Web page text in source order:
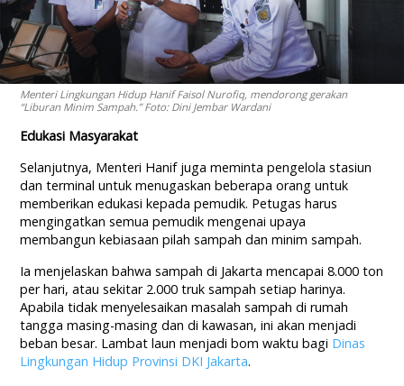
Menteri Lingkungan Hidup Hanif Faisol Nurofiq, mendorong gerakan
“Liburan Minim Sampah.” Foto: Dini Jembar Wardani
Edukasi Masyarakat
Selanjutnya, Menteri Hanif juga meminta pengelola stasiun
dan terminal untuk menugaskan beberapa orang untuk
memberikan edukasi kepada pemudik. Petugas harus
mengingatkan semua pemudik mengenai upaya
membangun kebiasaan pilah sampah dan minim sampah.
Ia menjelaskan bahwa sampah di Jakarta mencapai 8.000 ton
per hari, atau sekitar 2.000 truk sampah setiap harinya.
Apabila tidak menyelesaikan masalah sampah di rumah
tangga masing-masing dan di kawasan, ini akan menjadi
beban besar. Lambat laun menjadi bom waktu bagi Dinas
Lingkungan Hidup Provinsi DKI Jakarta.